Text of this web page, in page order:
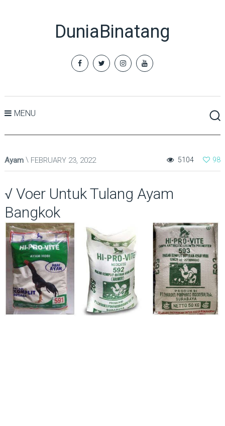
DuniaBinatang
MENU
Ayam FEBRUARY 23, 2022 98
5104
√ Voer Untuk Tulang Ayam
Bangkok